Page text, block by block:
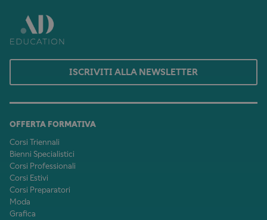
ISCRIVITI ALLA NEWSLETTER
OFFERTA FORMATIVA
Corsi Triennali
Bienni Specialistici
Corsi Professionali
Corsi Estivi
Corsi Preparatori
Moda
Grafica